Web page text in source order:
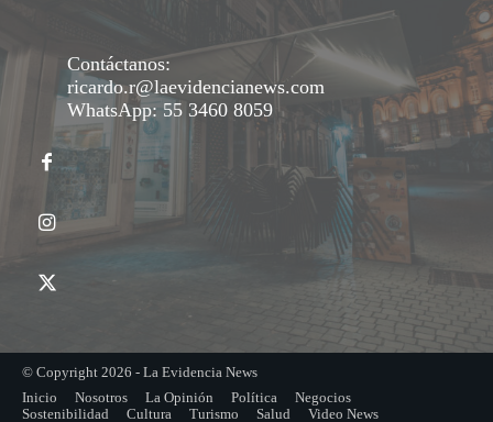
Contáctanos:
ricardo.r@laevidencianews.com
WhatsApp: 55 3460 8059
© Copyright 2026 - La Evidencia News
Inicio
Nosotros La Opinión Política
Negocios
Sostenibilidad
Cultura Turismo Salud Video News